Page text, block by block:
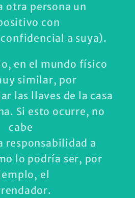
otra persona un
con
a suya).
en el mundo físico
similar, por
las llaves de la casa
Si esto ocurre, no
cabe
responsabilidad a
lo podría ser, por
el